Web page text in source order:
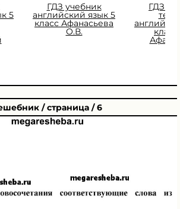
5
ГДЗ учебник
английский язык 5
класс Афанасьева
О.В.
ГДЗ
/ страница / 6